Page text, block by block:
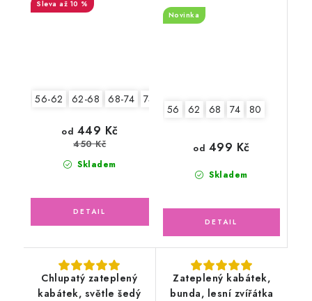
až 10 %
56-62 62-68 68-74 74-80
Skladem
od 449 Kč
450 Kč
teplákovina, malí
hrošíci
Novinka
56 62 68 74 80
Skladem
od 499 Kč
Chlupatý zateplený
kabátek, světle šedý
Zateplený kabátek,
bunda, lesní zvířátka